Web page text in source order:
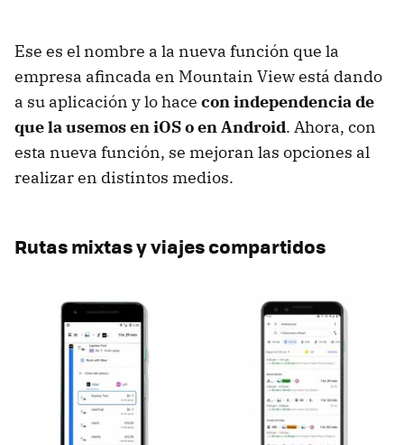
Ese es el nombre a la nueva función que la
empresa afincada en Mountain View está dando
a su aplicación y lo hace con independencia de
que la usemos en iOS o en Android. Ahora, con
esta nueva función, se mejoran las opciones al
realizar en distintos medios.
Rutas mixtas y viajes compartidos